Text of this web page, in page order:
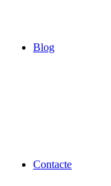
Blog
Contacte